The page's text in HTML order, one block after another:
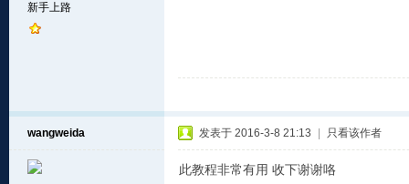
新手上路
wangweida 发表于 2016-3-8 21:13 只看该作者
此教程非常有用 收下谢谢咯